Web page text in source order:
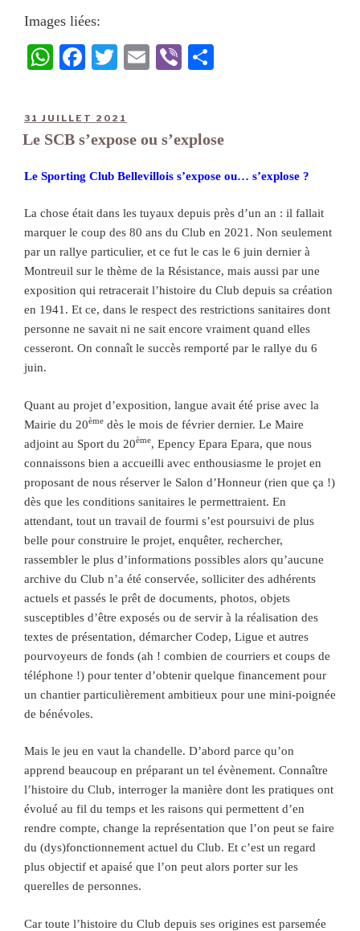
Images liées:
W
ts
A
Fa
bo
ok
T
tte
r
E
Vi
er
31 JUILLET 2021
Le SCB s’expose ou s’explose
Le Sporting Club Bellevillois s’expose ou… s’explose ?
La chose était dans les tuyaux depuis près d’un an : il fallait
marquer le coup des 80 ans du Club en 2021. Non seulement
par un rallye particulier, et ce fut le cas le 6 juin dernier à
Montreuil sur le thème de la Résistance, mais aussi par une
exposition qui retracerait l’histoire du Club depuis sa création
en 1941. Et ce, dans le respect des restrictions sanitaires dont
personne ne savait ni ne sait encore vraiment quand elles
cesseront. On connaît le succès remporté par le rallye du 6
juin.
Quant au projet d’exposition, langue avait été prise avec la
Mairie du 20ème dès le mois de février dernier. Le Maire
adjoint au Sport du 20ème, Epency Epara Epara, que nous
connaissons bien a accueilli avec enthousiasme le projet en
proposant de nous réserver le Salon d’Honneur (rien que ça !)
dès que les conditions sanitaires le permettraient. En
attendant, tout un travail de fourmi s’est poursuivi de plus
belle pour construire le projet, enquêter, rechercher,
rassembler le plus d’informations possibles alors qu’aucune
archive du Club n’a été conservée, solliciter des adhérents
actuels et passés le prêt de documents, photos, objets
susceptibles d’être exposés ou de servir à la réalisation des
textes de présentation, démarcher Codep, Ligue et autres
pourvoyeurs de fonds (ah ! combien de courriers et coups de
téléphone !) pour tenter d’obtenir quelque financement pour
un chantier particulièrement ambitieux pour une mini-poignée
de bénévoles.
Mais le jeu en vaut la chandelle. D’abord parce qu’on
apprend beaucoup en préparant un tel évènement. Connaître
l’histoire du Club, interroger la manière dont les pratiques ont
évolué au fil du temps et les raisons qui permettent d’en
rendre compte, change la représentation que l’on peut se faire
du (dys)fonctionnement actuel du Club. Et c’est un regard
plus objectif et apaisé que l’on peut alors porter sur les
querelles de personnes.
Car toute l’histoire du Club depuis ses origines est parsemée